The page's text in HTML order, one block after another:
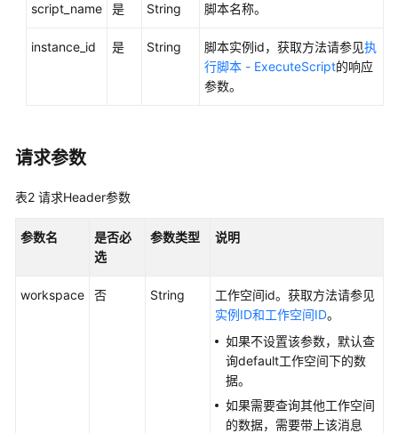
参
必
概
如
script_name 是 String 脚本名称。
instance_id 是 String 脚本实例id，获取方法请参见执
行脚本 - ExecuteScript的响应
参数。
请求参数
表2 请求Header参数
参数名
是否必
选
参数类型 说明
workspace 否 String
工作空间id。获取方法请参见
实例ID和工作空间ID。
如果不设置该参数，默认查
询default工作空间下的数
据。
如果需要查询其他工作空间
的数据，需要带上该消息